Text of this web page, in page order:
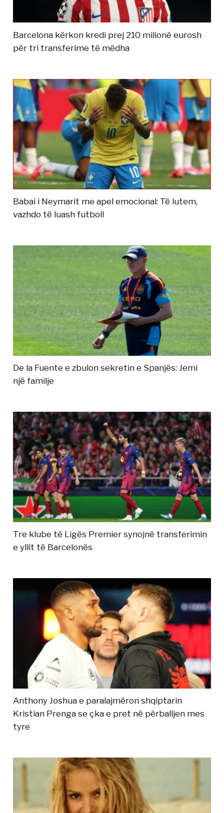
Barcelona kërkon kredi prej 210 milionë eurosh
për tri transferime të mëdha
Babai i Neymarit me apel emocional: Të lutem,
vazhdo të luash futboll
De la Fuente e zbulon sekretin e Spanjës: Jemi
një familje
Tre klube të Ligës Premier synojnë transferimin
e yllit të Barcelonës
Anthony Joshua e paralajmëron shqiptarin
Kristian Prenga se çka e pret në përballjen mes
tyre